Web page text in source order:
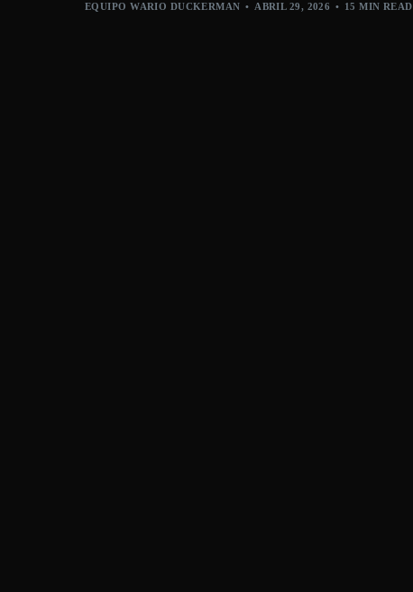
EQUIPO WARIO DUCKERMAN ABRIL 29, 2026 15 MIN READ